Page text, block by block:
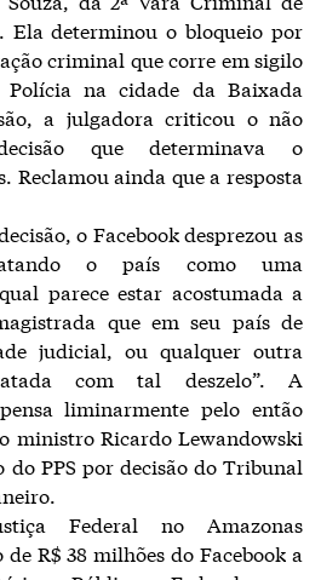
Ela determinou o bloqueio por
criminal que corre em sigilo
Polícia na cidade da Baixada
a julgadora criticou o não
que determinava o
Reclamou ainda que a resposta
o Facebook desprezou as
o país como uma
parece estar acostumada a
que em seu país de
judicial, ou qualquer outra
com tal deszelo”. A
liminarmente pelo então
ministro Ricardo Lewandowski
do PPS por decisão do Tribunal
Federal no Amazonas
R$ 38 milhões do Facebook a